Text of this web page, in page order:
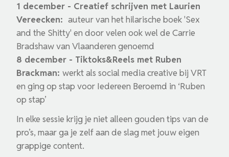
1 december - Creatief schrijven met Laurien
Vereecken: auteur van het hilarische boek 'Sex
and the Shitty' en door velen ook wel de Carrie
Bradshaw van Vlaanderen genoemd
8 december - Tiktoks&Reels met Ruben
Brackman: werkt als social media creative bij VRT
en ging op stap voor Iedereen Beroemd in ‘Ruben
op stap’
In elke sessie krijg je niet alleen gouden tips van de
pro’s, maar ga je zelf aan de slag met jouw eigen
grappige content.